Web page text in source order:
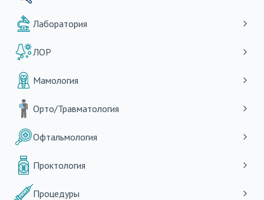
Лаборатория
ЛОР
Мамология
Орто/Травматология
Офтальмология
Проктология
Процедуры